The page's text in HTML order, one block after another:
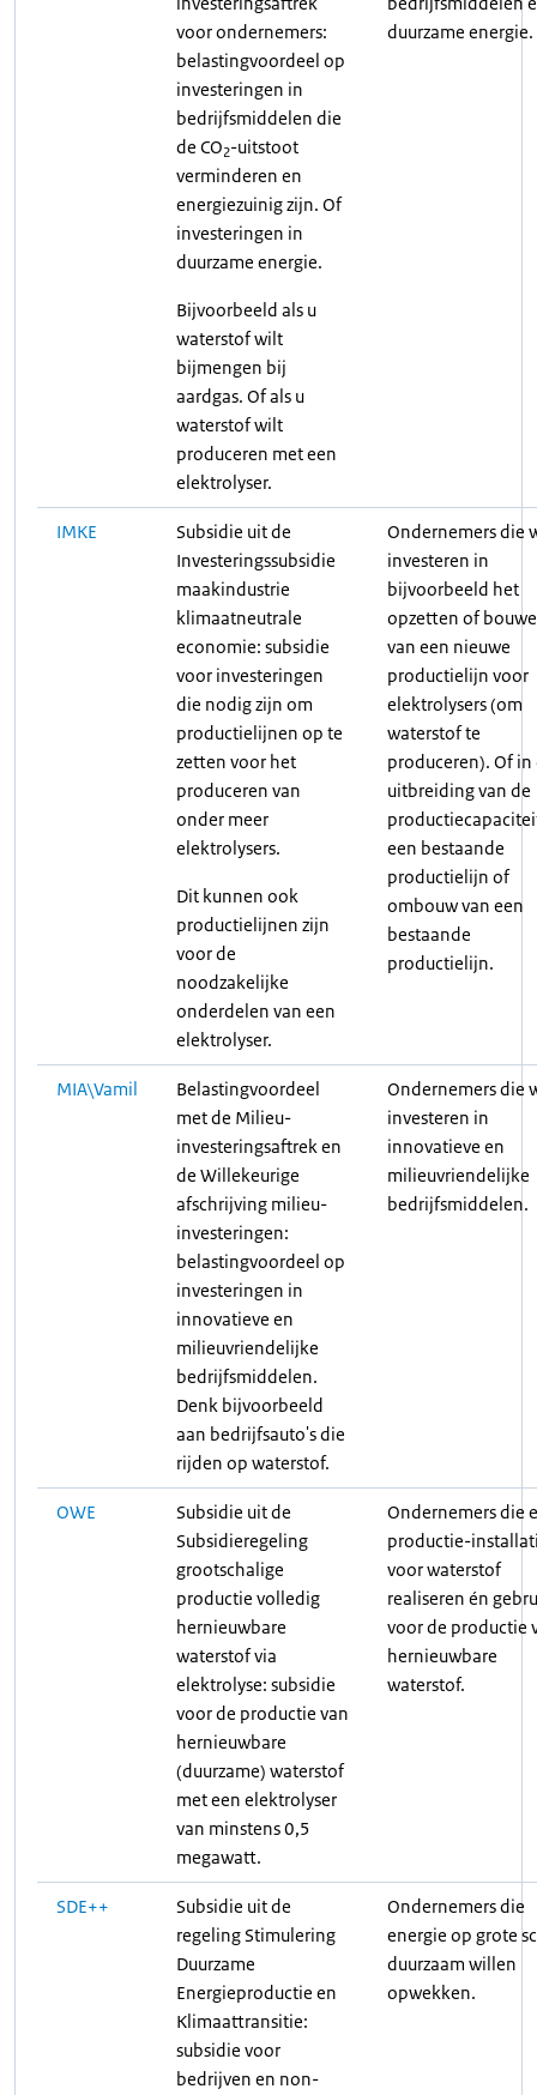
voor ondernemers:
belastingvoordeel op
investeringen in
bedrijfsmiddelen die
de CO2-uitstoot
verminderen en
energiezuinig zijn. Of
investeringen in
duurzame energie.
Bijvoorbeeld als u
waterstof wilt
bijmengen bij
aardgas. Of als u
waterstof wilt
produceren met een
elektrolyser.
duurzame energie.
IMKE
Subsidie uit de
Investeringssubsidie
maakindustrie
klimaatneutrale
economie: subsidie
voor investeringen
die nodig zijn om
productielijnen op te
zetten voor het
produceren van
onder meer
elektrolysers.
Dit kunnen ook
productielijnen zijn
voor de
noodzakelijke
onderdelen van een
elektrolyser.
Ondernemers die
investeren in
bijvoorbeeld het
opzetten of
van een nieuwe
productielijn voor
elektrolysers (om
waterstof te
produceren). Of in
uitbreiding van de
een bestaande
productielijn of
ombouw van een
bestaande
productielijn.
MIA\Vamil
Belastingvoordeel
met de Milieu-
investeringsaftrek en
de Willekeurige
afschrijving milieu-
investeringen:
belastingvoordeel op
investeringen in
innovatieve en
milieuvriendelijke
bedrijfsmiddelen.
Denk bijvoorbeeld
aan bedrijfsauto's die
rijden op waterstof.
Ondernemers die
investeren in
innovatieve en
milieuvriendelijke
bedrijfsmiddelen.
OWE
Subsidie uit de
Subsidieregeling
grootschalige
productie volledig
hernieuwbare
waterstof via
elektrolyse: subsidie
voor de productie van
hernieuwbare
(duurzame) waterstof
met een elektrolyser
van minstens 0,5
megawatt.
Ondernemers die
productie-
voor waterstof
realiseren én
voor de productie
hernieuwbare
waterstof.
SDE++
Subsidie uit de
regeling Stimulering
Duurzame
Energieproductie en
Klimaattransitie:
subsidie voor
bedrijven en non-
Ondernemers die
energie op grote
duurzaam willen
opwekken.